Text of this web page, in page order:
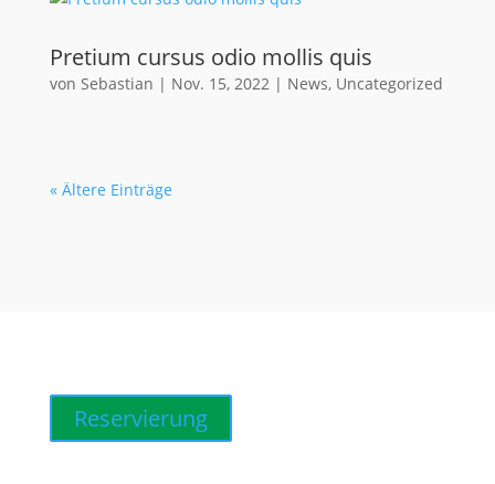
Pretium cursus odio mollis quis
von Sebastian | Nov. 15, 2022 | News, Uncategorized
« Ältere Einträge
Reservierung